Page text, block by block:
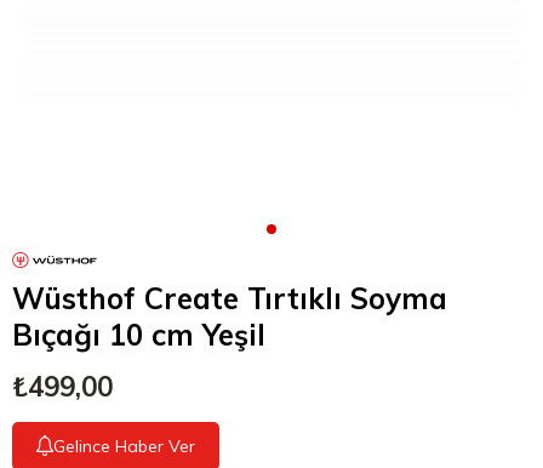
Wüsthof Create Tırtıklı Soyma
Bıçağı 10 cm Yeşil
₺499,00
Gelince Haber Ver